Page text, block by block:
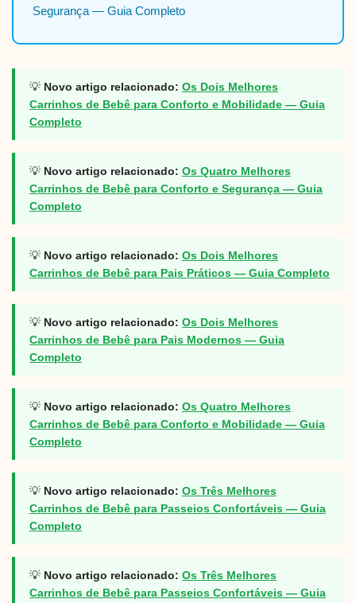
Segurança — Guia Completo
💡 Novo artigo relacionado: Os Dois Melhores
Carrinhos de Bebê para Conforto e Mobilidade — Guia
Completo
💡 Novo artigo relacionado: Os Quatro Melhores
Carrinhos de Bebê para Conforto e Segurança — Guia
Completo
💡 Novo artigo relacionado: Os Dois Melhores
Carrinhos de Bebê para Pais Práticos — Guia Completo
💡 Novo artigo relacionado: Os Dois Melhores
Carrinhos de Bebê para Pais Modernos — Guia
Completo
💡 Novo artigo relacionado: Os Quatro Melhores
Carrinhos de Bebê para Conforto e Mobilidade — Guia
Completo
💡 Novo artigo relacionado: Os Três Melhores
Carrinhos de Bebê para Passeios Confortáveis — Guia
Completo
💡 Novo artigo relacionado: Os Três Melhores
Carrinhos de Bebê para Passeios Confortáveis — Guia